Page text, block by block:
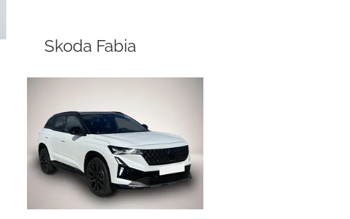
Skoda Fabia